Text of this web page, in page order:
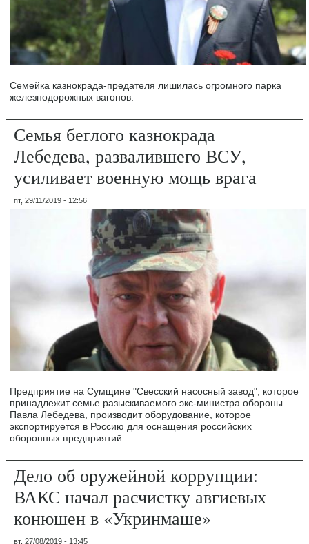
Семейка казнокрада-предателя лишилась огромного парка
железнодорожных вагонов.
Семья беглого казнокрада
Лебедева, развалившего ВСУ,
усиливает военную мощь врага
пт, 29/11/2019 - 12:56
Предприятие на Сумщине "Свесский насосный завод", которое
принадлежит семье разыскиваемого экс-министра обороны
Павла Лебедева, производит оборудование, которое
экспортируется в Россию для оснащения российских
оборонных предприятий.
Дело об оружейной коррупции:
ВАКС начал расчистку авгиевых
конюшен в «Укринмаше»
вт, 27/08/2019 - 13:45